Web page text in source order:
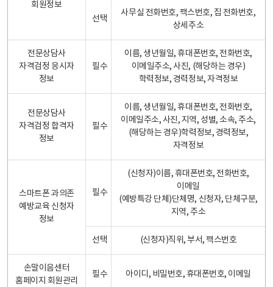
회원정보
선택
사무실 전화번호, 팩스번호, 집 전화번호,
상세주소
전문상담사
자격검정 응시자
정보
필수
이름, 생년월일, 휴대폰번호, 전화번호,
이메일주소, 사진, (해당하는 경우)
학력정보, 경력정보, 자격정보
전문상담사
자격검정 합격자
정보
필수
이름, 생년월일, 휴대폰번호, 전화번호,
이메일주소, 사진, 지역, 성별, 소속, 주소,
(해당하는 경우)학력정보, 경력정보,
자격정보
스마트폰 과의존
예방교육 신청자
정보
필수
(신청자)이름, 휴대폰번호, 전화번호,
이메일
(예방특강 단체)단체명, 신청자, 단체구분,
지역, 주소
선택 (신청자)직위, 부서, 팩스번호
손말이음센터
홈페이지 회원관리
필수 아이디, 비밀번호, 휴대폰번호, 이메일